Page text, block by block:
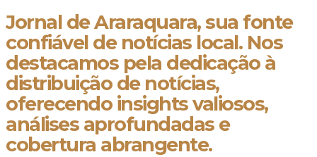
Jornal de Araraquara, sua fonte
confiável de notícias local. Nos
destacamos pela dedicação à
distribuição de notícias,
oferecendo insights valiosos,
análises aprofundadas e
cobertura abrangente.